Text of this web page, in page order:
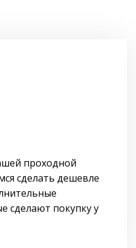
проходной
сделать дешевле
сделают покупку у